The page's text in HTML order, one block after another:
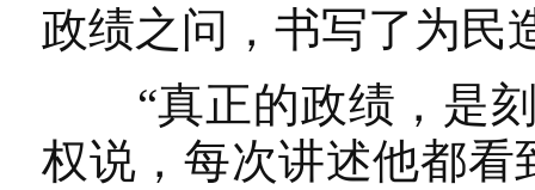
政绩之问，书写了为民
“真正的政绩，是刻
权说，每次讲述他都